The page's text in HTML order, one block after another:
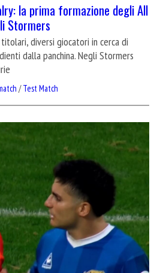
la prima formazione degli All
Stormers
diversi giocatori in cerca di
dalla panchina. Negli Stormers
/Test Match